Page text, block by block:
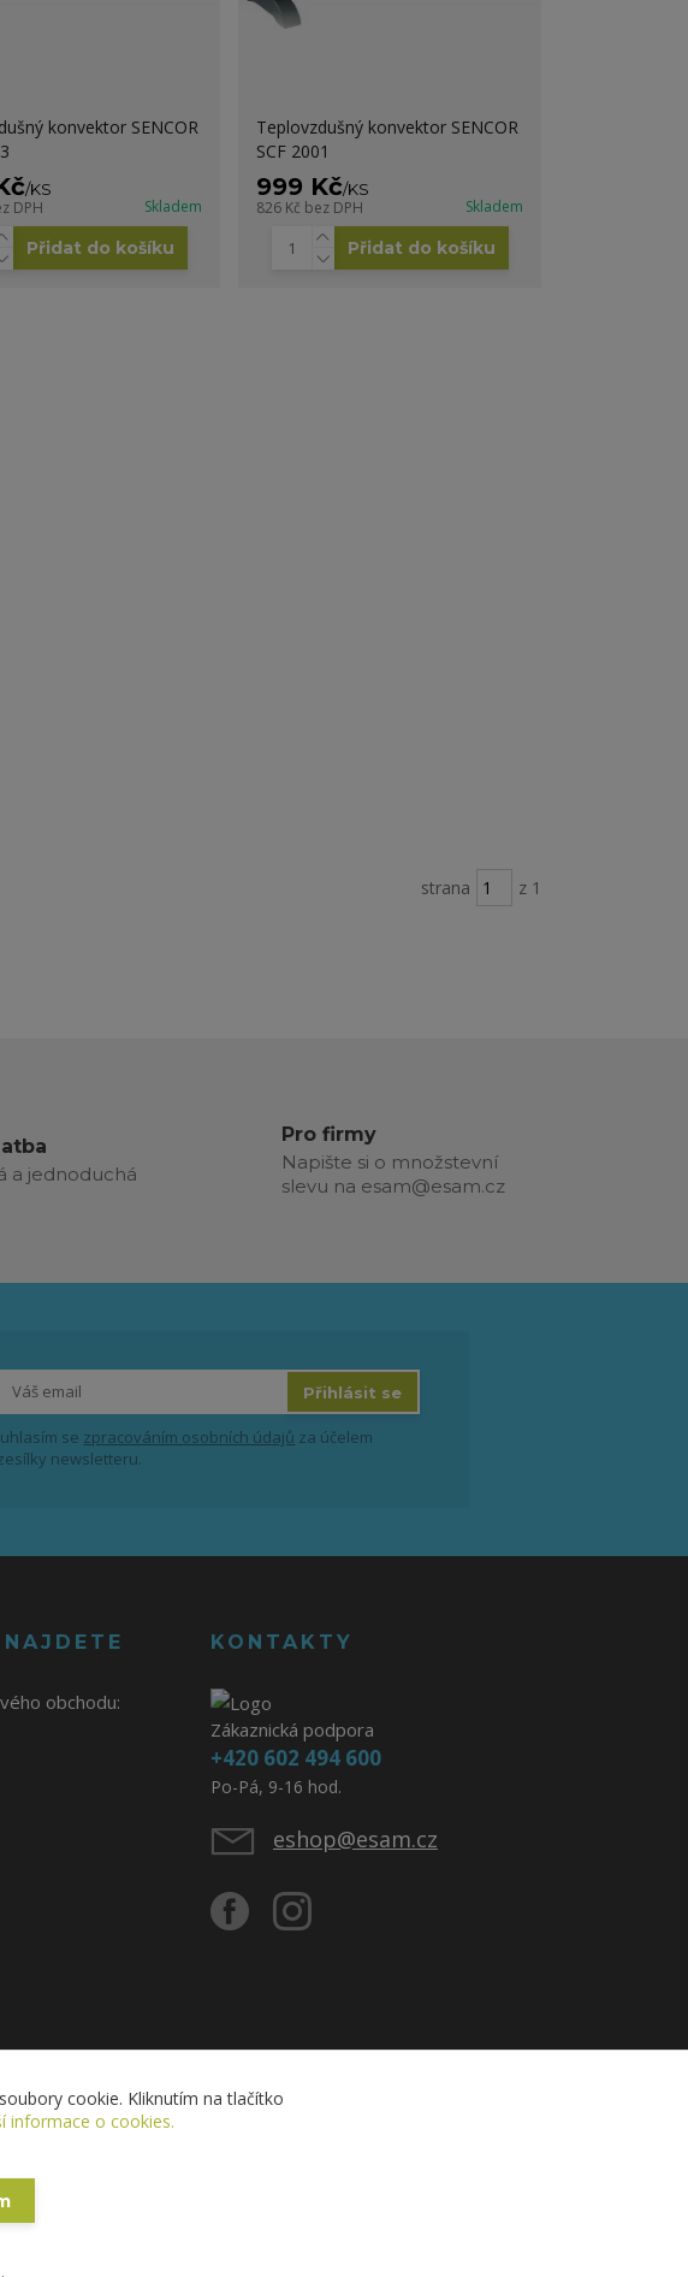
konvektor SENCOR
/KS
DPH Skladem
Přidat do košíku
Teplovzdušný konvektor SENCOR
SCF 2001
999 Kč/KS
826 Kč bez DPH Skladem
Přidat do košíku
strana z 1
a jednoduchá
Pro firmy
Napište si o množstevní
slevu na esam@esam.cz
Přihlásit se
se zpracováním osobních údajů za účelem
newsletteru.
obchodu:
KONTAKTY
Zákaznická podpora
+420 602 494 600
Po-Pá, 9-16 hod.
eshop@esam.cz
cookie. Kliknutím na tlačítko
informace o cookies.
.